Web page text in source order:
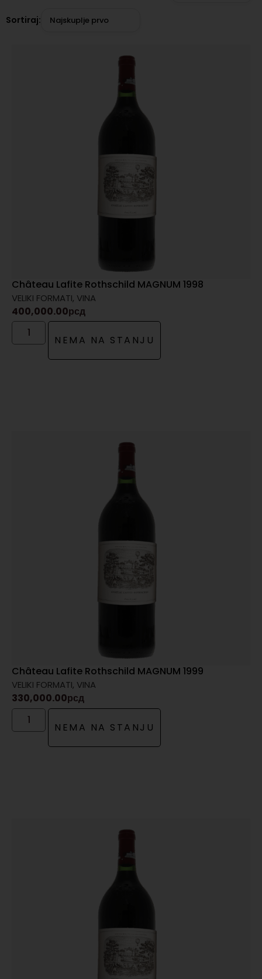
Sortiraj: Najskuplje prvo
Château Lafite Rothschild MAGNUM 1998
VELIKI FORMATI, VINA
400,000.00рсд
NEMA NA STANJU
Château Lafite Rothschild MAGNUM 1999
VELIKI FORMATI, VINA
330,000.00рсд
NEMA NA STANJU